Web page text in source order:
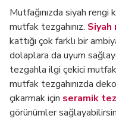
Mutfağınızda siyah
mutfak tezgahınız. Siyah
kattığı çok farklı bir
dolaplara da uyum
tezgahla ilgi çekici
mutfak tezgahınızda
çıkarmak için seramik
görünümler